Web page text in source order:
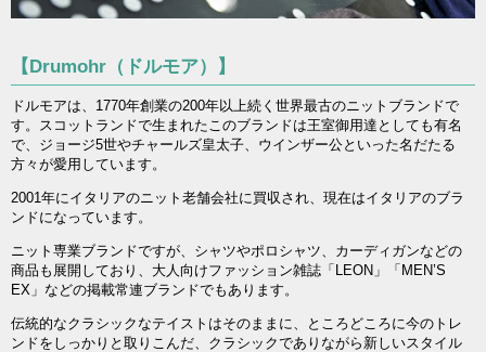
【Drumohr（ドルモア）】
ドルモアは、1770年創業の200年以上続く世界最古のニットブランドで
す。スコットランドで生まれたこのブランドは王室御用達としても有名
で、ジョージ5世やチャールズ皇太子、ウインザー公といった名だたる
方々が愛用しています。
2001年にイタリアのニット老舗会社に買収され、現在はイタリアのブラ
ンドになっています。
ニット専業ブランドですが、シャツやポロシャツ、カーディガンなどの
商品も展開しており、大人向けファッション雑誌「LEON」「MEN’S
EX」などの掲載常連ブランドでもあります。
伝統的なクラシックなテイストはそのままに、ところどころに今のトレ
ンドをしっかりと取りこんだ、クラシックでありながら新しいスタイル